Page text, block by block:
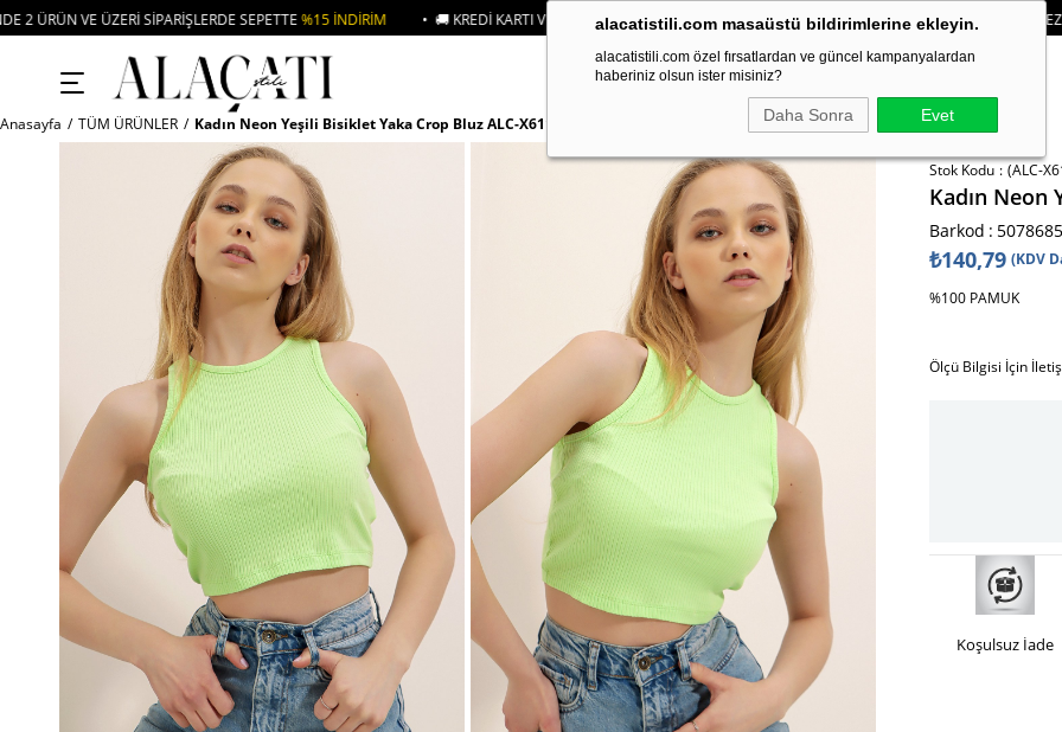
alacatistili.com masaüstü bildirimlerine ekleyin.
alacatistili.com özel fırsatlardan ve güncel kampanyalardan
haberiniz olsun ister misiniz?
Daha Sonra Evet
SIPARIŞLERDE SEPETTE%15 İNDIRIM • 🚚 KREDI KARTI VE HAVALE ÖDEMELERINIZDE 750₺ ÜZERI KARGO ÜCRETSIZ • 🛍️ YENI SEZON
Anasayfa TÜM ÜRÜNLER Kadın Neon Yeşili Bisiklet Yaka Crop Bluz ALC-X6111
Stok Kodu (ALC-
Kadın Neon
Barkod :
₺140,79 (KDV
%100 PAMUK
Ölçü Bilgisi İçin
Koşulsuz İade